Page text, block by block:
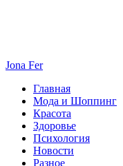
Jona Fer
Главная
Мода и Шоппинг
Красота
Здоровье
Психология
Новости
Разное